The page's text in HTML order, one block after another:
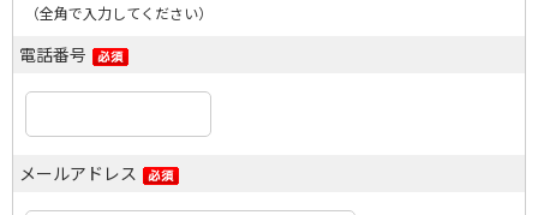
（全角で入力してください）
電話番号
メールアドレス